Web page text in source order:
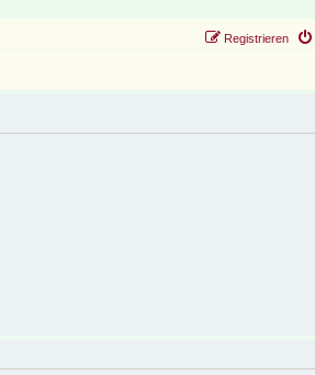
Registrieren